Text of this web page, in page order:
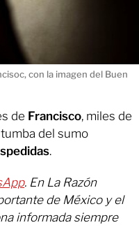
con la imagen del Buen
de Francisco, miles de
del sumo
.
. En La Razón
de México y el
informada siempre